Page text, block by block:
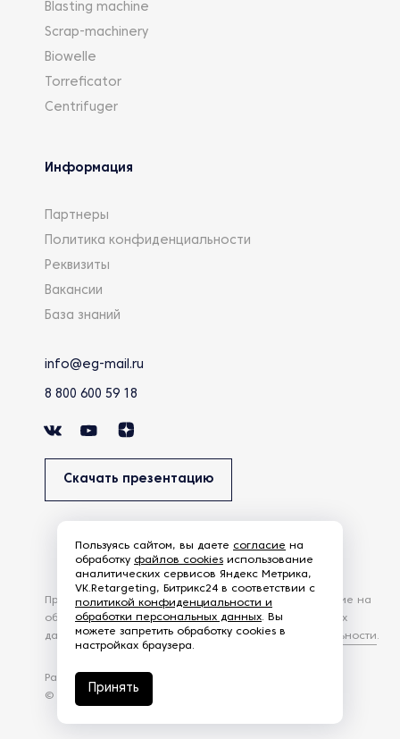
Blasting machine
Scrap-machinery
Biowelle
Torreficator
Centrifuger
Информация
Партнеры
Политика конфиденциальности
Реквизиты
Вакансии
База знаний
info@eg-mail.ru
8 800 600 59 18
Скачать презентацию
Разработка сайта —
© 2026 – Eurasia Group. Все права защищены
Продолжая использовать наш сайт, вы даете согласие на
обработку файлов Cookies и других пользовательских
данных, в соответствии сПолитикой конфиденциальности.
Пользуясь сайтом, вы даете согласие на
обработку файлов cookies использование
аналитических сервисов Яндекс Метрика,
VK.Retargeting, Битрикс24 в соответствии с
политикой конфиденциальности и
обработки персональных данных. Вы
можете запретить обработку cookies в
настройках браузера.
Принять